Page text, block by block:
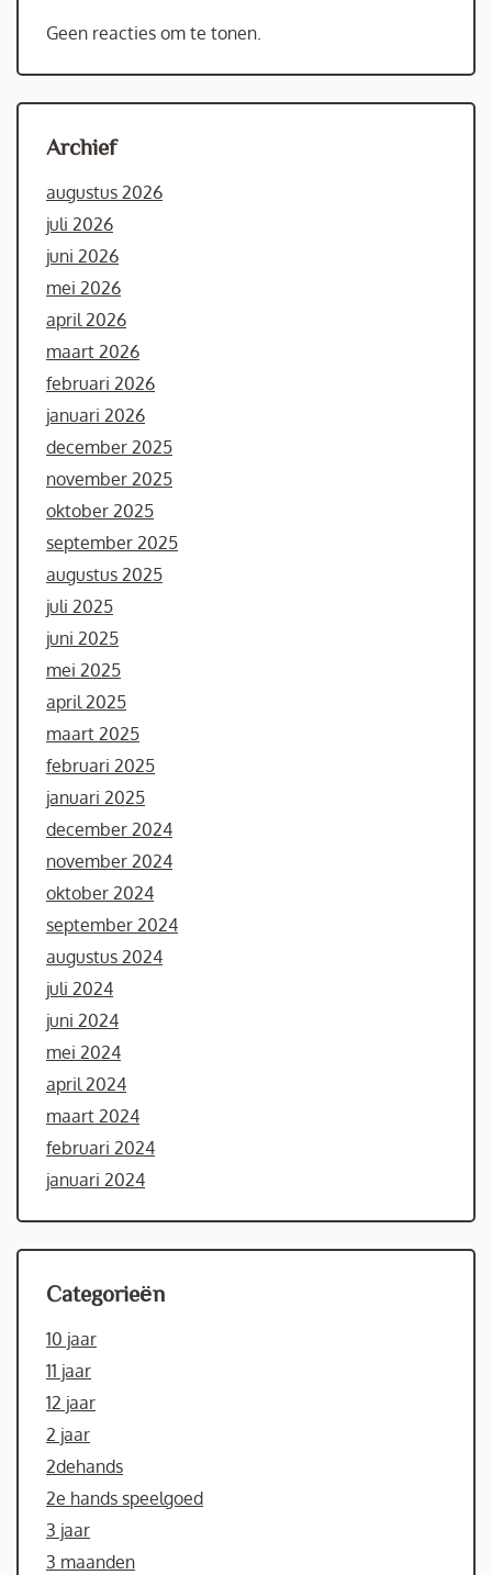
Geen reacties om te tonen.
Archief
augustus 2026
juli 2026
juni 2026
mei 2026
april 2026
maart 2026
februari 2026
januari 2026
december 2025
november 2025
oktober 2025
september 2025
augustus 2025
juli 2025
juni 2025
mei 2025
april 2025
maart 2025
februari 2025
januari 2025
december 2024
november 2024
oktober 2024
september 2024
augustus 2024
juli 2024
juni 2024
mei 2024
april 2024
maart 2024
februari 2024
januari 2024
Categorieën
10 jaar
11 jaar
12 jaar
2 jaar
2dehands
2e hands speelgoed
3 jaar
3 maanden